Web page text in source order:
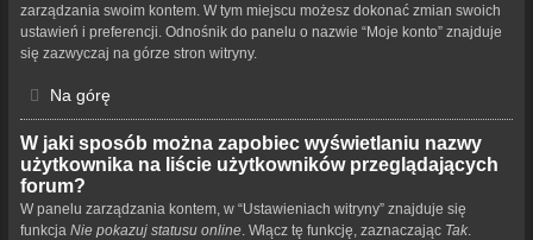
zarządzania swoim kontem. W tym miejscu możesz dokonać zmian swoich
ustawień i preferencji. Odnośnik do panelu o nazwie “Moje konto” znajduje
się zazwyczaj na górze stron witryny.
Na górę
W jaki sposób można zapobiec wyświetlaniu nazwy
użytkownika na liście użytkowników przeglądających
forum?
W panelu zarządzania kontem, w “Ustawieniach witryny” znajduje się
funkcja Nie pokazuj statusu online . Włącz tę funkcję, zaznaczając Tak